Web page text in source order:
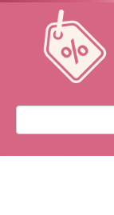
Перейти
контенту
Поиск: